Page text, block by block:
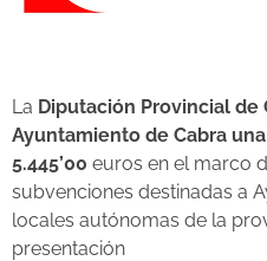
La Diputación Provincial
Ayuntamiento de Cabra
5.445’00 euros en el marco
subvenciones destinadas a
locales autónomas de la
presentación